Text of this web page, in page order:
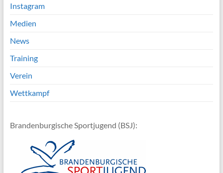
Instagram
Medien
News
Training
Verein
Wettkampf
Brandenburgische Sportjugend (BSJ):